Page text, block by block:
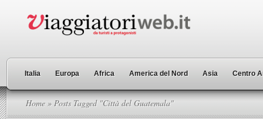
Italia Europa Africa America del Nord Asia Centro
Home » Posts Tagged "Città del Guatemala"